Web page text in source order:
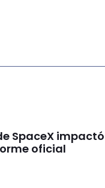
SpaceX impactó
oficial